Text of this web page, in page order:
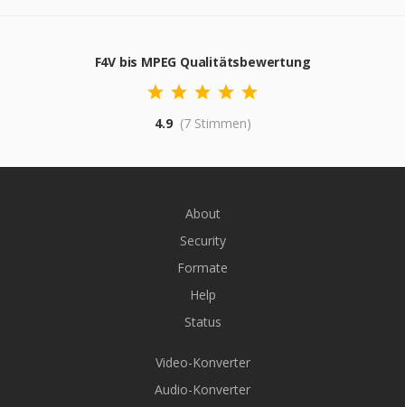
F4V bis MPEG Qualitätsbewertung
4.9 (7 Stimmen)
About
Security
Formate
Help
Status
Video-Konverter
Audio-Konverter